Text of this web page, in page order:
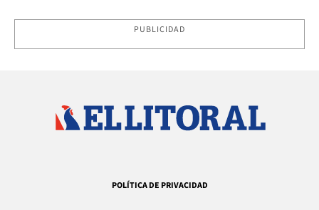
PUBLICIDAD
POLÍTICA DE PRIVACIDAD